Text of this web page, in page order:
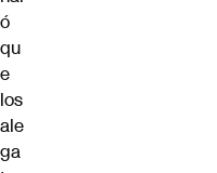
ó
qu
e
los
ale
ga